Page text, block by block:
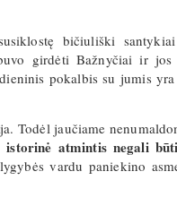
bičiuliški
girdėti Bažnyčiai ir
pokalbis su jumis
Todėl jaučiame
istorinė atmintis negali
vardu paniekino